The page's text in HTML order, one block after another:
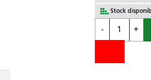
Stock
-
NIESSEN
TECLA
ESTANCO
+